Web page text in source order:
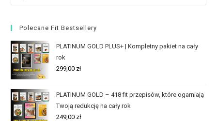
Polecane Fit Bestsellery
PLATINUM GOLD PLUS+ | Kompletny pakiet na cały
rok
299,00 zł
PLATINUM GOLD – 418 fit przepisów, które ogarniają
Twoją redukcję na cały rok
249,00 zł